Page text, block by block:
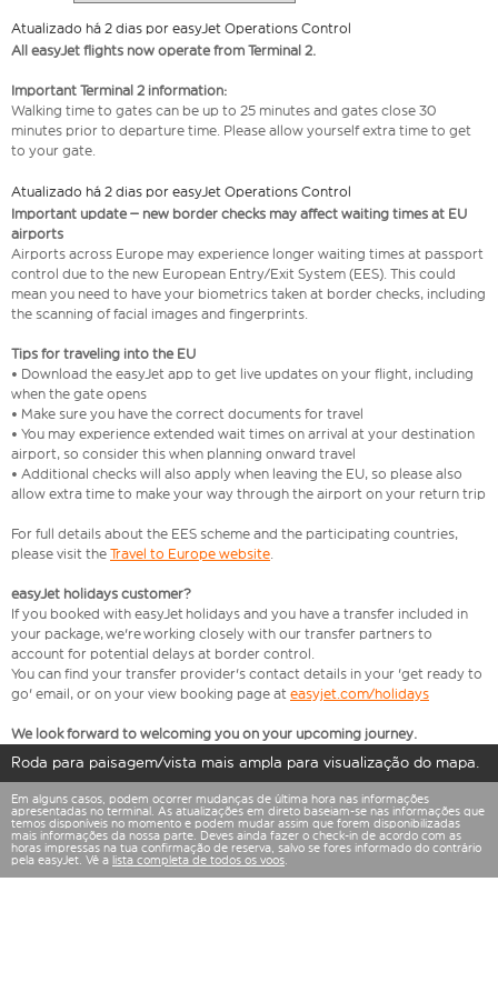
Atualizado há 2 dias por easyJet Operations Control
All easyJet flights now operate from Terminal 2.
Important Terminal 2 information:
Walking time to gates can be up to 25 minutes and gates close 30
minutes prior to departure time. Please allow yourself extra time to get
to your gate.
Atualizado há 2 dias por easyJet Operations Control
Important update – new border checks may affect waiting times at EU
airports
Airports across Europe may experience longer waiting times at passport
control due to the new European Entry/Exit System (EES). This could
mean you need to have your biometrics taken at border checks, including
the scanning of facial images and fingerprints.
Tips for traveling into the EU
• Download the easyJet app to get live updates on your flight, including
when the gate opens
• Make sure you have the correct documents for travel
• You may experience extended wait times on arrival at your destination
airport, so consider this when planning onward travel
• Additional checks will also apply when leaving the EU, so please also
allow extra time to make your way through the airport on your return trip
For full details about the EES scheme and the participating countries,
please visit the Travel to Europe website.
easyJet holidays customer?
If you booked with easyJet holidays and you have a transfer included in
your package, we're working closely with our transfer partners to
account for potential delays at border control.
You can find your transfer provider's contact details in your 'get ready to
go' email, or on your view booking page at easyjet.com/holidays
We look forward to welcoming you on your upcoming journey.
Roda para paisagem/vista mais ampla para visualização do mapa.
Em alguns casos, podem ocorrer mudanças de última hora nas informações
apresentadas no terminal. As atualizações em direto baseiam-se nas informações que
temos disponíveis no momento e podem mudar assim que forem disponibilizadas
mais informações da nossa parte. Deves ainda fazer o check-in de acordo com as
horas impressas na tua confirmação de reserva, salvo se fores informado do contrário
pela easyJet. Vê a lista completa de todos os voos.